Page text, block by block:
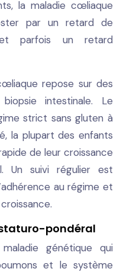
la maladie cœliaque
par un retard de
et parfois un retard
repose sur des
intestinale. Le
strict sans gluten à
la plupart des enfants
de leur croissance
Un suivi régulier est
au régime et
pondéral
génétique qui
et le système